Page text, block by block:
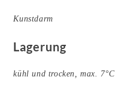
Kunstdarm
Lagerung
kühl und trocken, max. 7°C